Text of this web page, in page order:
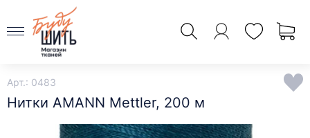
Арт.: 0483
Нитки AMANN Mettler, 200 м